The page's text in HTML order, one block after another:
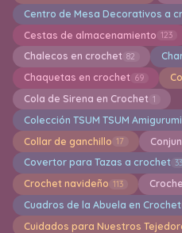
Centro de Mesa Decorativos a
Cestas de almacenamiento 123
Chalecos en crochet 82
Chaquetas en crochet 69
Cola de Sirena en Crochet 1
Colección TSUM TSUM Amigurumi
Collar de ganchillo 17
Covertor para Tazas a crochet 33
Crochet navideño 113
Cuadros de la Abuela en Crochet
Cuidados para Nuestros